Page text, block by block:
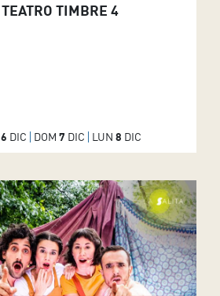
TEATRO TIMBRE 4
6 DIC DOM 7 DIC LUN 8 DIC